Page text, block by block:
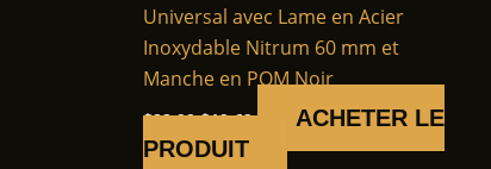
Universal avec Lame en Acier
Inoxydable Nitrum 60 mm et
Manche en POM Noir
$22.99Le
initial
$19.69Le
actuel
ACHETER LE
PRODUIT